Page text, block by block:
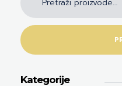
Kategorije